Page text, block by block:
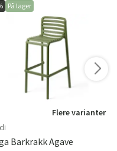
På lager
Flere varianter
Barkrakk Agave